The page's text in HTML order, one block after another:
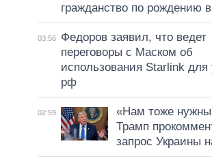
гражданство по рождению
03:56
Федоров заявил, что ведет
переговоры с Маском об
использования Starlink для
рф
02:59
«Нам тоже нужны
Трамп
запрос Украины